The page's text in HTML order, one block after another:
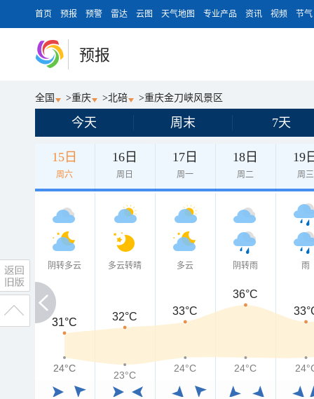
首页 预报 预警 雷达 云图 天气地图 专业产品 资讯 视频 节气
预报
全国 >重庆 >北碚 >重庆金刀峡风景区
今天 周末 7天
15日
周六
16日
周日
17日
周一
18日
周二
19
周三
阴转多云 多云转晴 多云 阴转雨 雨
31°C
31°C 32°C 33°C
36°C
24°C
24°C
23°C
24°C 24°C